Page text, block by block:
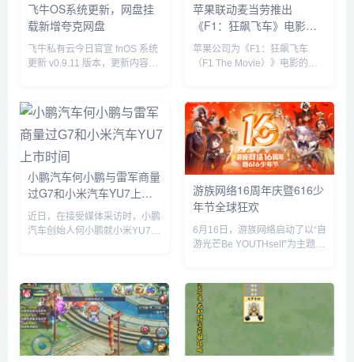
飞牛OS系统更新，网盘挂
载新增夸克网盘
飞牛私有云今日官宣 fnOS 系统
更新 v0.9.11 版本，更新内容包
置、优化硬盘类型（HDD、
SSD）的识别等。飞牛 f...
苹果联动麦当劳推出
《F1：狂飙飞车》电影套
餐
苹果公司为《F1：狂飙飞车
（F1 The Movie）》电影的全
味合作，粉丝们可以购买 F1 主
题套餐，并把独家定制的迷你赛
车带回家。...
小鹏汽车何小鹏与雷军商量
过G7和小米汽车YU7上市
时间
近日，在接受媒体采访时，小鹏
汽车创始人何小鹏就小米YU7的
间进行了多次深入讨论。在交流
过程中，何小鹏对小米YU7的...
游族网络16周年庆暨616少
年节全球狂欢
6月16日，游族网络启动了以“自
游光芒Be YOUTHself”为主题的
狂欢嘉年华，更集结了旗下产品
为全球玩家带来了庆生版本更新
及包含616...